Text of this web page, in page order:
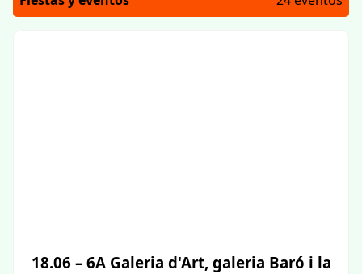
18.06 – 6A Galeria d'Art, galeria Baró i la